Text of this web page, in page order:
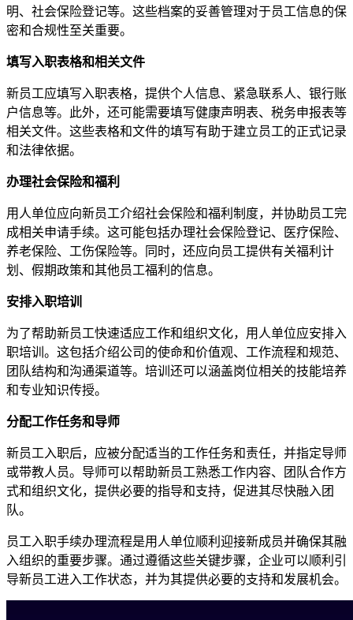
明、社会保险登记等。这些档案的妥善管理对于员工信息的保
密和合规性至关重要。
填写入职表格和相关文件
新员工应填写入职表格，提供个人信息、紧急联系人、银行账
户信息等。此外，还可能需要填写健康声明表、税务申报表等
相关文件。这些表格和文件的填写有助于建立员工的正式记录
和法律依据。
办理社会保险和福利
用人单位应向新员工介绍社会保险和福利制度，并协助员工完
成相关申请手续。这可能包括办理社会保险登记、医疗保险、
养老保险、工伤保险等。同时，还应向员工提供有关福利计
划、假期政策和其他员工福利的信息。
安排入职培训
为了帮助新员工快速适应工作和组织文化，用人单位应安排入
职培训。这包括介绍公司的使命和价值观、工作流程和规范、
团队结构和沟通渠道等。培训还可以涵盖岗位相关的技能培养
和专业知识传授。
分配工作任务和导师
新员工入职后，应被分配适当的工作任务和责任，并指定导师
或带教人员。导师可以帮助新员工熟悉工作内容、团队合作方
式和组织文化，提供必要的指导和支持，促进其尽快融入团
队。
员工入职手续办理流程是用人单位顺利迎接新成员并确保其融
入组织的重要步骤。通过遵循这些关键步骤，企业可以顺利引
导新员工进入工作状态，并为其提供必要的支持和发展机会。